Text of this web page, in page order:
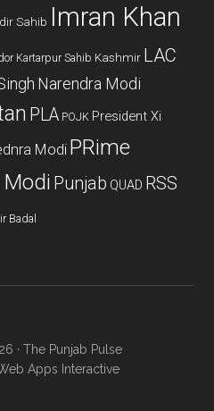
Sahib Imran Khan
Kartarpur Sahib Kashmir LAC
Narendra Modi
PLA POJK President Xi
Modi PRime
Punjab QUAD RSS
Badal
· The Punjab Pulse
Apps Interactive